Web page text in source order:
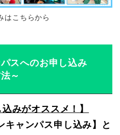
はこちらから
スへのお申し込み
～
みがオススメ！】
キャンパス申し込み】と